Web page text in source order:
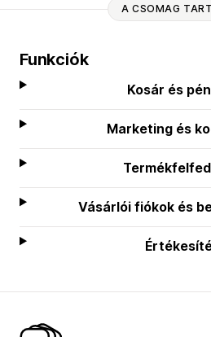
A CSOMAG
Funkciók
Kosár és
Marketing és
Vásárlói fiókok és